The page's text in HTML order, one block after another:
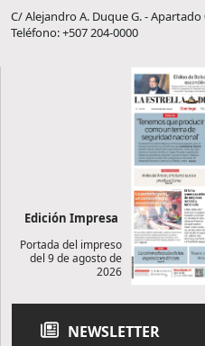
C/ Alejandro A. Duque G. - Apartado
Teléfono: +507 204-0000
Edición Impresa
Portada del impreso
del 9 de agosto de
2026
NEWSLETTER